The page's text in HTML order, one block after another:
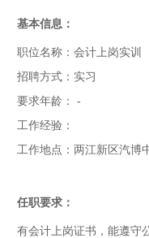
基本信息：
职位名称： 会计上岗实训
招聘方式： 实习
要求年龄：
-
工作经验：
工作地点： 两江新区汽博
任职要求：
有会计上岗证书，能遵守